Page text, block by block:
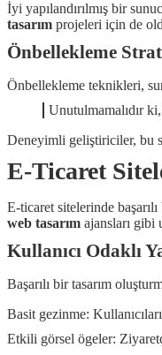
İyi yapılandırılmış bir
tasarım projeleri için de
Önbellekleme
Önbellekleme teknikleri,
Unutulmamalıdır
Deneyimli geliştiriciler, bu
E-Ticaret
E-ticaret sitelerinde
web tasarım ajansları gibi
Kullanıcı Odaklı
Başarılı bir tasarım
Basit gezinme:
Etkili görsel ögeler: